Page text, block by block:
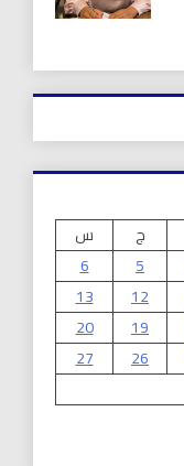
ج
س
5
6
12
13
19
20
26
27